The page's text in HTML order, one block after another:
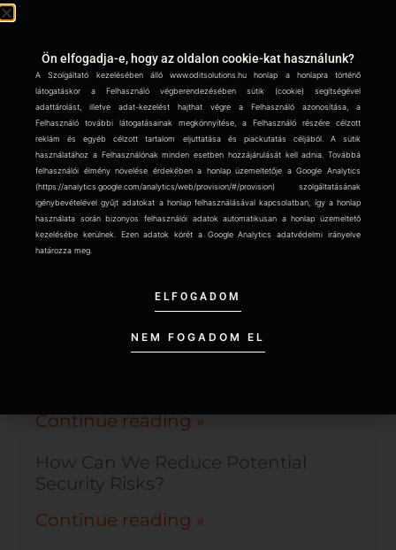
development, is often said to mark
the beginning of a new
CONTINUE READING »
1 2
Continue reading »
How Can We Reduce Potential
Security Risks?
Continue reading »
Ön elfogadja-e, hogy az oldalon cookie-kat használunk?
A Szolgáltató kezelésében álló www.oditsolutions.hu honlap a honlapra történő
látogatáskor a Felhasználó végberendezésében sütik (cookie) segítségével
adattárolást, illetve adat-kezelést hajthat végre a Felhasználó azonosítása, a
Felhasználó további látogatásainak megkönnyítése, a Felhasználó részére célzott
reklám és egyéb célzott tartalom eljuttatása és piackutatás céljából. A sütik
használatához a Felhasználónak minden esetben hozzájárulását kell adnia. Továbbá
felhasználói élmény növelése érdekében a honlap üzemeltetője a Google Analytics
(https://analytics.google.com/analytics/web/provision/#/provision) szolgáltatásának
igénybevételével gyűjt adatokat a honlap felhasználásával kapcsolatban, így a honlap
használata során bizonyos felhasználói adatok automatikusan a honlap üzemeltető
kezelésébe kerülnek. Ezen adatok körét a Google Analytics adatvédelmi irányelve
határozza meg.
ELFOGADOM
NEM FOGADOM EL